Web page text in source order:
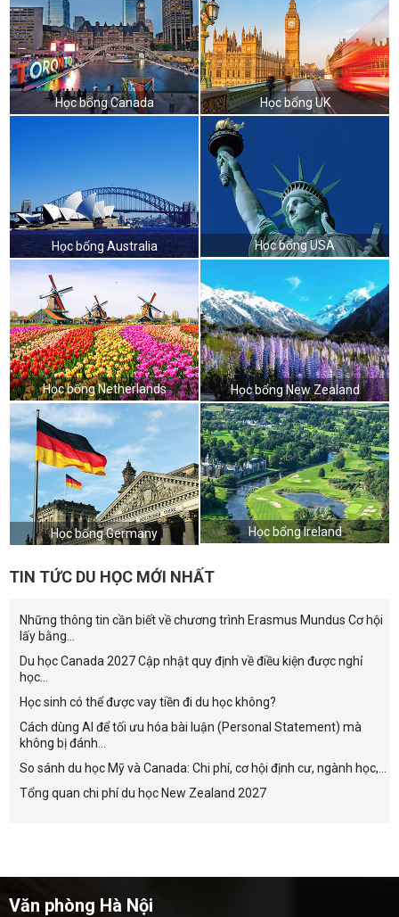
Học bổng Canada Học bổng UK
Học bổng Australia Học bổng USA
Học bổng Netherlands Học bổng New Zealand
Học bổng Germany Học bổng Ireland
TIN TỨC DU HỌC MỚI NHẤT
Những thông tin cần biết về chương trình Erasmus Mundus Cơ hội
lấy bằng...
Du học Canada 2027 Cập nhật quy định về điều kiện được nghỉ
học...
Học sinh có thể được vay tiền đi du học không?
Cách dùng AI để tối ưu hóa bài luận (Personal Statement) mà
không bị đánh...
So sánh du học Mỹ và Canada: Chi phí, cơ hội định cư, ngành học,...
Tổng quan chi phí du học New Zealand 2027
Văn phòng Hà Nội